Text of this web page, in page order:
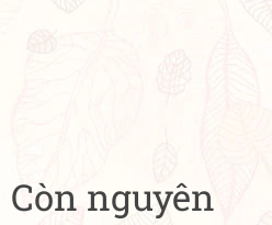
Còn nguyên